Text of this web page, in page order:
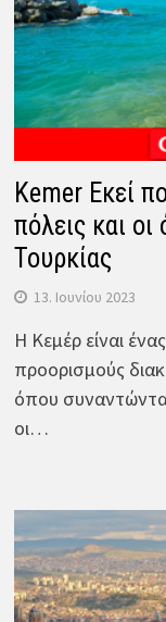
Kemer Εκεί
πόλεις και
Τουρκίας
13. Ιουνίου 2023
Η Κεμέρ είναι
προορισμούς
όπου
οι…